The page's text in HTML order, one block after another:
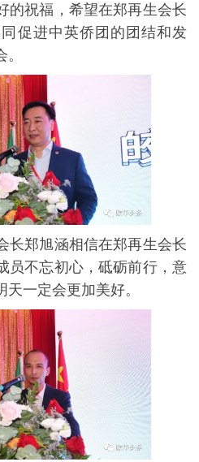
的祝福，希望在郑再生会长
促进中英侨团的团结和发
郑旭涵相信在郑再生会长
员不忘初心，砥砺前行，意
一定会更加美好。